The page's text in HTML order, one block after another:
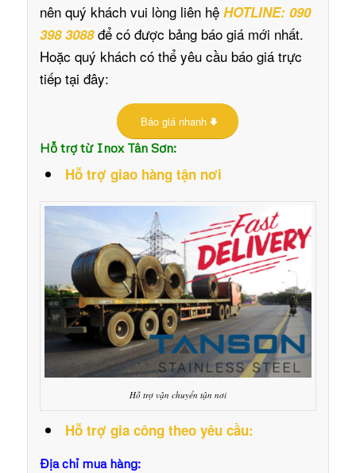
nên quý khách vui lòng liên hệ HOTLINE: 090
398 3088để có được bảng báo giá mới nhất.
Hoặc quý khách có thể yêu cầu báo giá trực
tiếp tại đây:
Báo giá nhanh
Hỗ trợ từ Inox Tân Sơn:
Hỗ trợ giao hàng tận nơi
Hỗ trợ vận chuyển tận nơi
Hỗ trợ gia công theo yêu cầu:
Địa chỉ mua hàng: